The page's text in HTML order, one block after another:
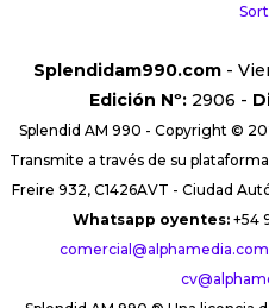
Splendidam990.com -
Edición Nº:2906 -
Splendid AM 990 - Copyright ©
Transmite a través de su
Freire 932, C1426AVT - Ciudad
Whatsapp oyentes: +54